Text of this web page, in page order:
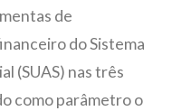
de
do Sistema
(SUAS) nas três
como parâmetro o